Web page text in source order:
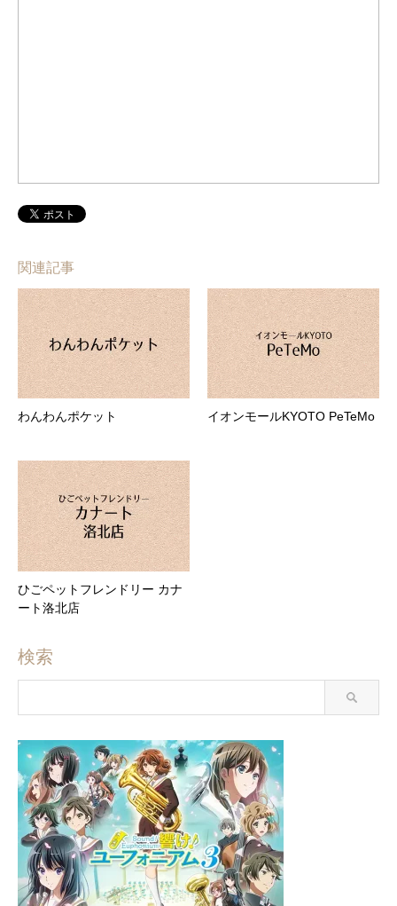
関連記事
わんわんポケット イオンモールKYOTO PeTeMo
ひごペットフレンドリー カナ
ート洛北店
検索